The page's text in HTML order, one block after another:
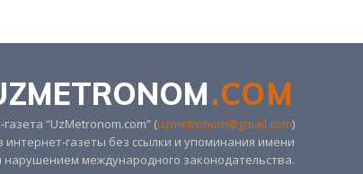
.COM
“UzMetronom.com” (uzmetronom@gmail.com)
газеты без ссылки и упоминания имени
нарушением международного законодательства.